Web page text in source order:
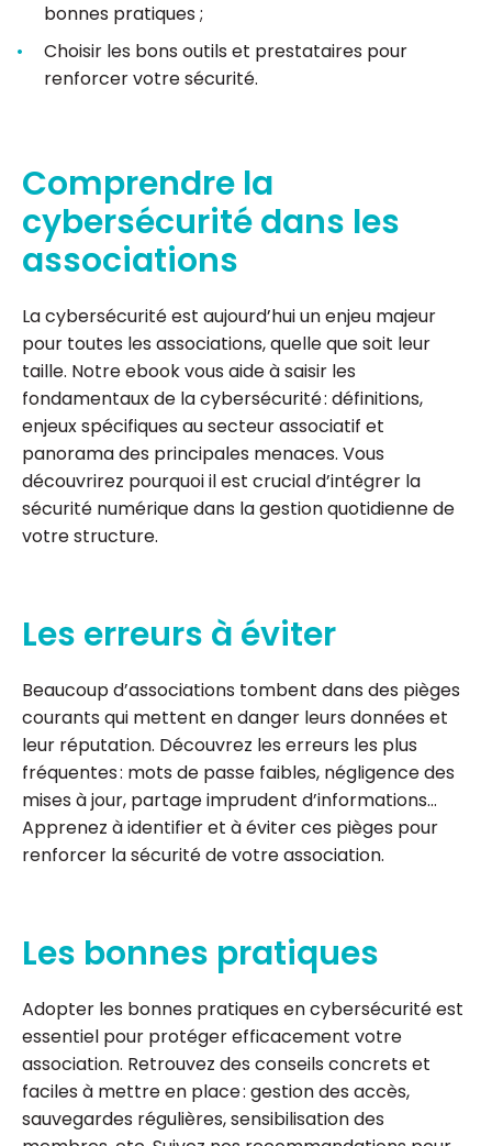
bonnes pratiques ;
Choisir les bons outils et prestataires pour
renforcer votre sécurité.
Comprendre la
cybersécurité dans les
associations
La cybersécurité est aujourd’hui un enjeu majeur
pour toutes les associations, quelle que soit leur
taille. Notre ebook vous aide à saisir les
fondamentaux de la cybersécurité : définitions,
enjeux spécifiques au secteur associatif et
panorama des principales menaces. Vous
découvrirez pourquoi il est crucial d’intégrer la
sécurité numérique dans la gestion quotidienne de
votre structure.
Les erreurs à éviter
Beaucoup d’associations tombent dans des pièges
courants qui mettent en danger leurs données et
leur réputation. Découvrez les erreurs les plus
fréquentes : mots de passe faibles, négligence des
mises à jour, partage imprudent d’informations…
Apprenez à identifier et à éviter ces pièges pour
renforcer la sécurité de votre association.
Les bonnes pratiques
Adopter les bonnes pratiques en cybersécurité est
essentiel pour protéger efficacement votre
association. Retrouvez des conseils concrets et
faciles à mettre en place : gestion des accès,
sauvegardes régulières, sensibilisation des